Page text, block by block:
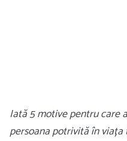
Iată 5 motive pentru care
persoana potrivită în viața